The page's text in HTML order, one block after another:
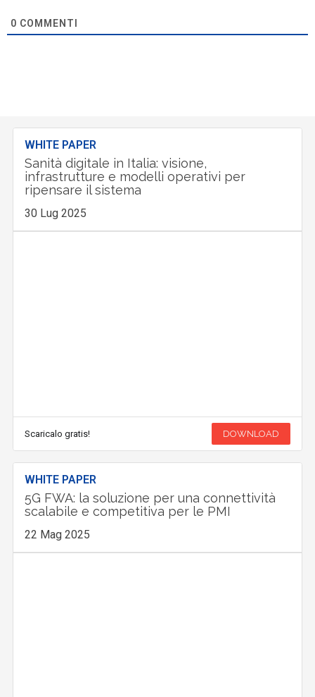
0 COMMENTI
WHITE PAPER
Sanità digitale in Italia: visione,
infrastrutture e modelli operativi per
ripensare il sistema
30 Lug 2025
Scaricalo gratis! DOWNLOAD
WHITE PAPER
5G FWA: la soluzione per una connettività
scalabile e competitiva per le PMI
22 Mag 2025